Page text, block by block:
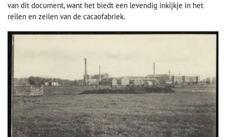
van dit document, want het biedt een levendig inkijkje in het
reilen en zeilen van de cacaofabriek.